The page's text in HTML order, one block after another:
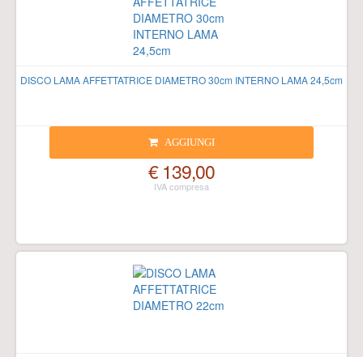
DISCO LAMA AFFETTATRICE DIAMETRO 30cm INTERNO LAMA 24,5cm
AGGIUNGI
€ 139,00